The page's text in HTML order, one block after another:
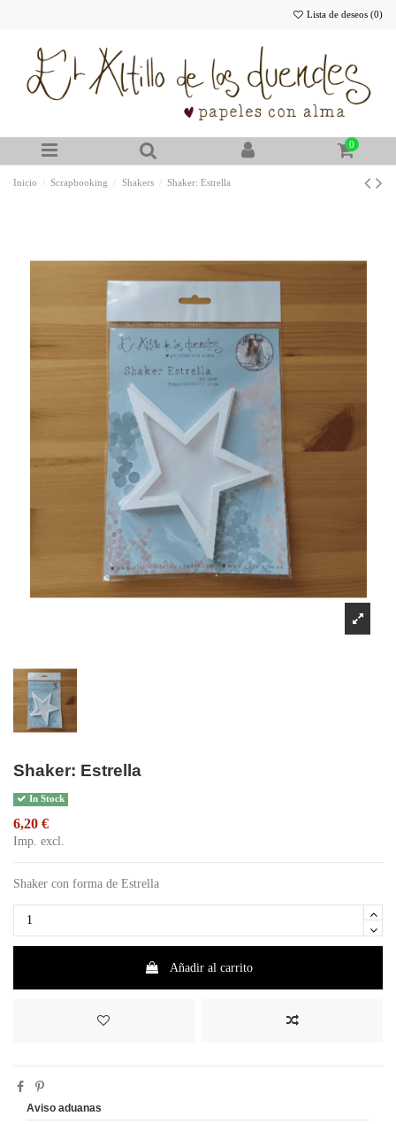
Lista de deseos (0)
0
Inicio Scrapbooking Shakers Shaker: Estrella
Shaker: Estrella
In Stock
6,20 €
Imp. excl.
Shaker con forma de Estrella
Añadir al carrito
Aviso aduanas